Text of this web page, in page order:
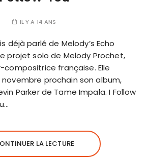
IL Y A 14 ANS
déjà parlé de Melody’s Echo
projet solo de Melody Prochet,
compositrice française. Elle
prochain son album,
Parker de Tame Impala. I Follow
LA LECTURE